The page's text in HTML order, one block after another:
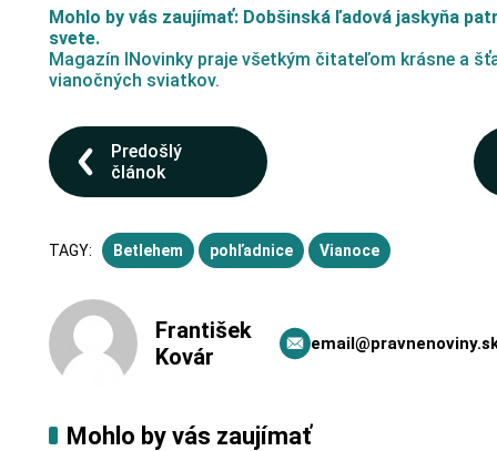
Mohlo by vás zaujímať: Dobšinská ľadová jaskyňa
svete.
Magazín INovinky praje všetkým čitateľom krásne a
vianočných sviatkov.
Predošlý
článok
TAGY: Betlehem pohľadnice Vianoce
František
Kovár
Mohlo by vás zaujímať